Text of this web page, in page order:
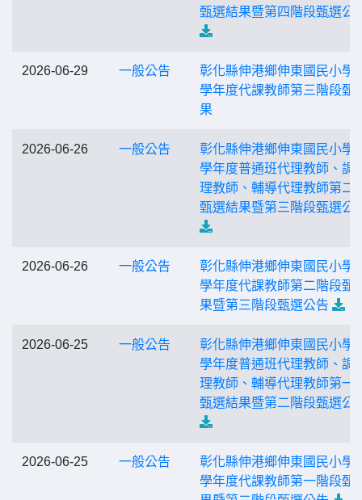
甄選結果暨第四階段甄選公
2026-06-29 一般公告
彰化縣伸港鄉伸東國民小學
學年度代課教師第三階段甄
果
2026-06-26 一般公告
彰化縣伸港鄉伸東國民小學
學年度普通班代理教師、調
理教師、輔導代理教師第二
甄選結果暨第三階段甄選公
2026-06-26 一般公告
彰化縣伸港鄉伸東國民小學
學年度代課教師第二階段甄
果暨第三階段甄選公告
2026-06-25 一般公告
彰化縣伸港鄉伸東國民小學
學年度普通班代理教師、調
理教師、輔導代理教師第一
甄選結果暨第二階段甄選公
2026-06-25 一般公告
彰化縣伸港鄉伸東國民小學
學年度代課教師第一階段甄